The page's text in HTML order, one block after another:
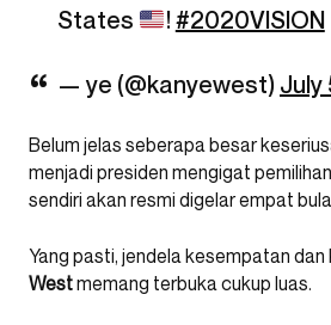
States
! #2020VISION
— ye (@kanyewest) July
Belum jelas seberapa besar
menjadi presiden mengigat
sendiri akan resmi digelar empat
Yang pasti, jendela kesempatan dan
Westmemang terbuka cukup luas.